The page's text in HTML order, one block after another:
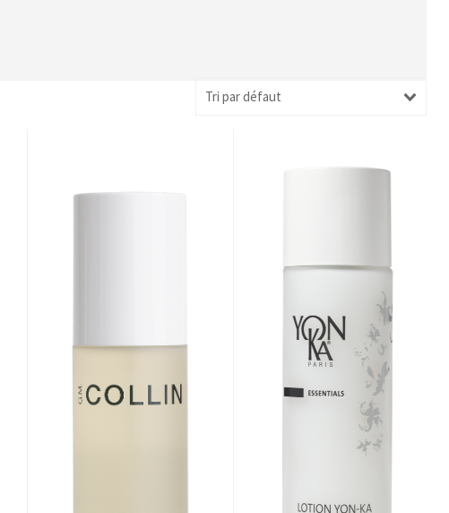
Tri par défaut